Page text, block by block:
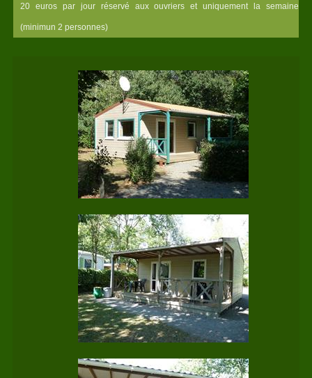
20 euros par jour réservé aux ouvriers et uniquement la semaine
(minimun 2 personnes)